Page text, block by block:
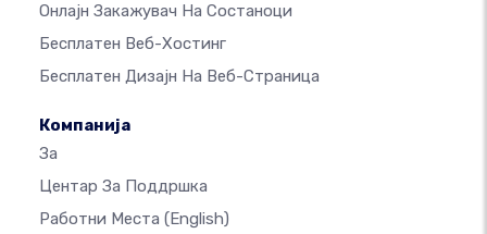
Онлајн Закажувач На Состаноци
Бесплатен Веб-Хостинг
Бесплатен Дизајн На Веб-Страница
Компанија
За
Центар За Поддршка
Работни Места (English)